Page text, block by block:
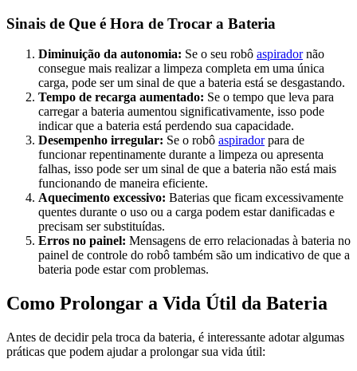
Sinais de Que é Hora de Trocar a Bateria
Diminuição da autonomia: Se o seu robô aspiradornão
consegue mais realizar a limpeza completa em uma única
carga, pode ser um sinal de que a bateria está se desgastando.
Tempo de recarga aumentado: Se o tempo que leva para
carregar a bateria aumentou significativamente, isso pode
indicar que a bateria está perdendo sua capacidade.
Desempenho irregular: Se o robô aspiradorpara de
funcionar repentinamente durante a limpeza ou apresenta
falhas, isso pode ser um sinal de que a bateria não está mais
funcionando de maneira eficiente.
Aquecimento excessivo: Baterias que ficam excessivamente
quentes durante o uso ou a carga podem estar danificadas e
precisam ser substituídas.
Erros no painel: Mensagens de erro relacionadas à bateria no
painel de controle do robô também são um indicativo de que a
bateria pode estar com problemas.
Como Prolongar a Vida Útil da Bateria
Antes de decidir pela troca da bateria, é interessante adotar algumas
práticas que podem ajudar a prolongar sua vida útil: